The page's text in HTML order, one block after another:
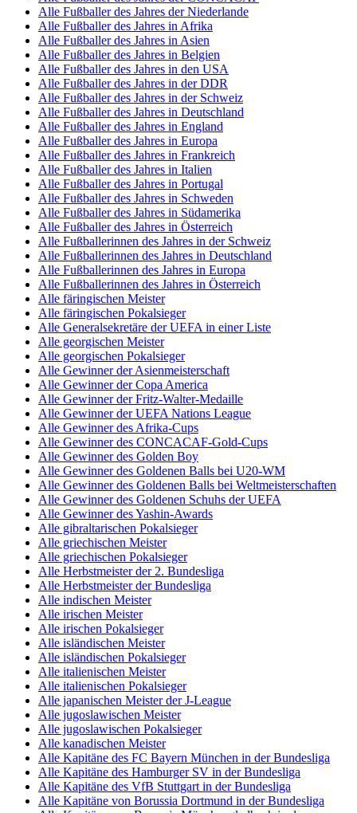
Alle Fußballer des Jahres der Niederlande
Alle Fußballer des Jahres in Afrika
Alle Fußballer des Jahres in Asien
Alle Fußballer des Jahres in Belgien
Alle Fußballer des Jahres in den USA
Alle Fußballer des Jahres in der DDR
Alle Fußballer des Jahres in der Schweiz
Alle Fußballer des Jahres in Deutschland
Alle Fußballer des Jahres in England
Alle Fußballer des Jahres in Europa
Alle Fußballer des Jahres in Frankreich
Alle Fußballer des Jahres in Italien
Alle Fußballer des Jahres in Portugal
Alle Fußballer des Jahres in Schweden
Alle Fußballer des Jahres in Südamerika
Alle Fußballer des Jahres in Österreich
Alle Fußballerinnen des Jahres in der Schweiz
Alle Fußballerinnen des Jahres in Deutschland
Alle Fußballerinnen des Jahres in Europa
Alle Fußballerinnen des Jahres in Österreich
Alle färingischen Meister
Alle färingischen Pokalsieger
Alle Generalsekretäre der UEFA in einer Liste
Alle georgischen Meister
Alle georgischen Pokalsieger
Alle Gewinner der Asienmeisterschaft
Alle Gewinner der Copa America
Alle Gewinner der Fritz-Walter-Medaille
Alle Gewinner der UEFA Nations League
Alle Gewinner des Afrika-Cups
Alle Gewinner des CONCACAF-Gold-Cups
Alle Gewinner des Golden Boy
Alle Gewinner des Goldenen Balls bei U20-WM
Alle Gewinner des Goldenen Balls bei Weltmeisterschaften
Alle Gewinner des Goldenen Schuhs der UEFA
Alle Gewinner des Yashin-Awards
Alle gibraltarischen Pokalsieger
Alle griechischen Meister
Alle griechischen Pokalsieger
Alle Herbstmeister der 2. Bundesliga
Alle Herbstmeister der Bundesliga
Alle indischen Meister
Alle irischen Meister
Alle irischen Pokalsieger
Alle isländischen Meister
Alle isländischen Pokalsieger
Alle italienischen Meister
Alle italienischen Pokalsieger
Alle japanischen Meister der J-League
Alle jugoslawischen Meister
Alle jugoslawischen Pokalsieger
Alle kanadischen Meister
Alle Kapitäne des FC Bayern München in der Bundesliga
Alle Kapitäne des Hamburger SV in der Bundesliga
Alle Kapitäne des VfB Stuttgart in der Bundesliga
Alle Kapitäne von Borussia Dortmund in der Bundesliga